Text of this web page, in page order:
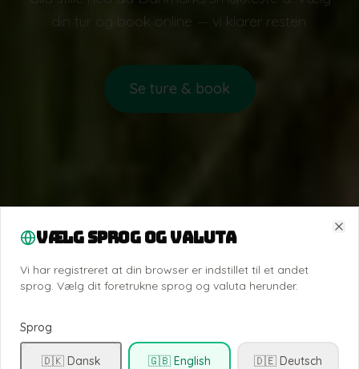
din tur og book online — vi klarer resten.
Se ture & book
Vælg sprog og valuta
Vi har registreret at din browser er indstillet til et andet
sprog. Vælg dit foretrukne sprog og valuta herunder.
Sprog
🇩🇰 Dansk 🇬🇧 English 🇩🇪 Deutsch